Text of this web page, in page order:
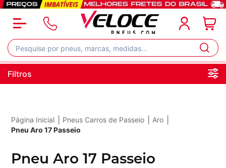
Página Inicial Pneus Carros de Passeio Aro
Pneu Aro 17 Passeio
Filtros
Pneu Aro 17 Passeio